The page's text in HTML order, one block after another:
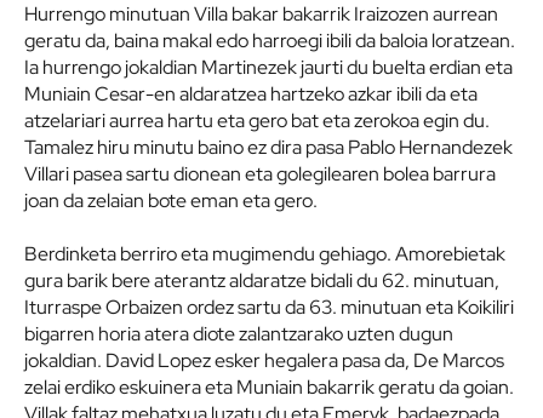
Hurrengo minutuan Villa bakar bakarrik Iraizozen aurrean
geratu da, baina makal edo harroegi ibili da baloia loratzean.
Ia hurrengo jokaldian Martinezek jaurti du buelta erdian eta
Muniain Cesar-en aldaratzea hartzeko azkar ibili da eta
atzelariari aurrea hartu eta gero bat eta zerokoa egin du.
Tamalez hiru minutu baino ez dira pasa Pablo Hernandezek
Villari pasea sartu dionean eta golegilearen bolea barrura
joan da zelaian bote eman eta gero.
Berdinketa berriro eta mugimendu gehiago. Amorebietak
gura barik bere aterantz aldaratze bidali du 62. minutuan,
Iturraspe Orbaizen ordez sartu da 63. minutuan eta Koikiliri
bigarren horia atera diote zalantzarako uzten dugun
jokaldian. David Lopez esker hegalera pasa da, De Marcos
zelai erdiko eskuinera eta Muniain bakarrik geratu da goian.